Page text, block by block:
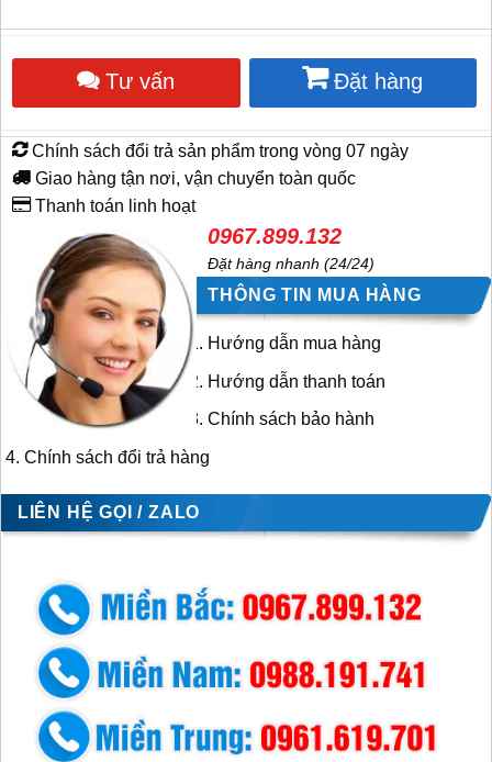
sò
lượng
Tư vấn Đặt hàng
Chính sách đổi trả sản phẩm trong vòng 07 ngày
Giao hàng tận nơi, vận chuyển toàn quốc
Thanh toán linh hoạt
0967.899.132
Đặt hàng nhanh (24/24)
THÔNG TIN MUA HÀNG
Hướng dẫn mua hàng
Hướng dẫn thanh toán
Chính sách bảo hành
Chính sách đổi trả hàng
LIÊN HỆ GỌI / ZALO